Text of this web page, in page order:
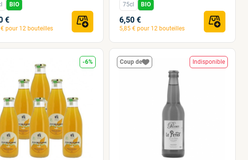
BIO
€
€ pour 12 bouteilles
75cl BIO
6,50 €
5,85 € pour 12 bouteilles
-6% Coup de Indisponible